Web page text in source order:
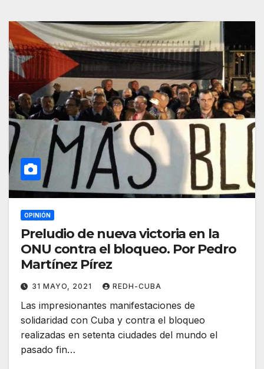
OPINIÓN
Preludio de nueva victoria en la
ONU contra el bloqueo. Por Pedro
Martínez Pírez
31 MAYO, 2021 REDH-CUBA
Las impresionantes manifestaciones de
solidaridad con Cuba y contra el bloqueo
realizadas en setenta ciudades del mundo el
pasado fin…